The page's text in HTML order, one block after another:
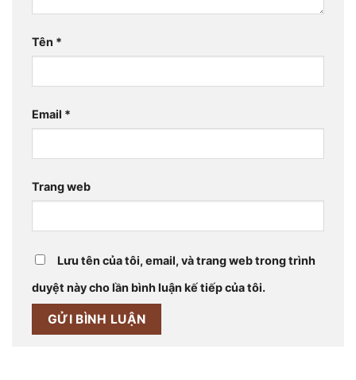
Tên *
Email *
Trang web
Lưu tên của tôi, email, và trang web trong trình
duyệt này cho lần bình luận kế tiếp của tôi.